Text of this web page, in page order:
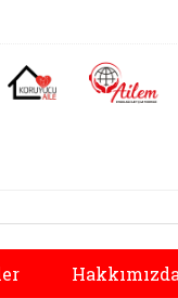
açılır)
(yeni sekmede açılır)
Koruyucu Aile (yeni
Hakkımızda
İl